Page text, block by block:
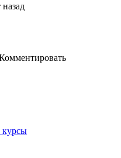
назад
курсы